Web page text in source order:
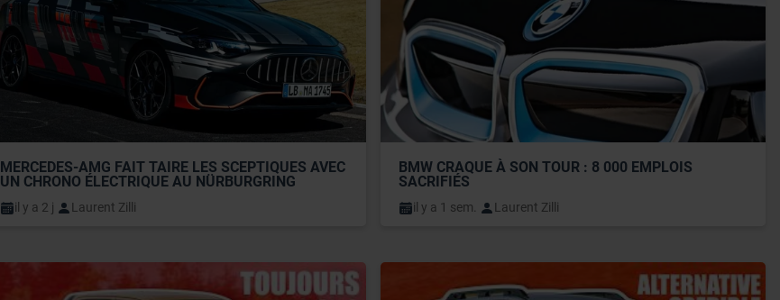
MERCEDES-AMG FAIT TAIRE LES SCEPTIQUES AVEC
UN CHRONO ÉLECTRIQUE AU NÜRBURGRING
il y a 2 j Laurent Zilli
BMW CRAQUE À SON TOUR : 8 000 EMPLOIS
SACRIFIÉS
il y a 1 sem. Laurent Zilli